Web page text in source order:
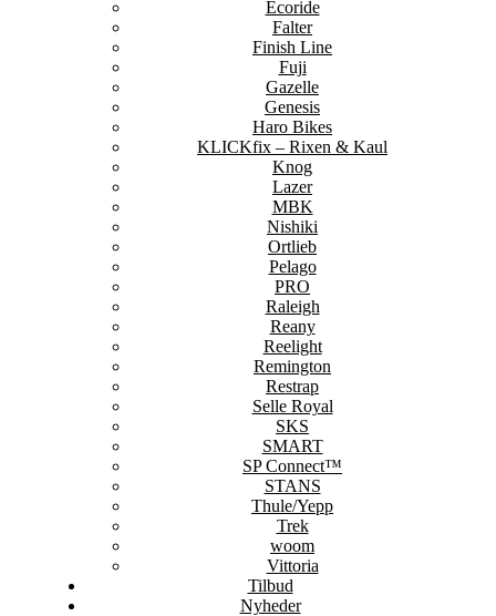
Ecoride
Falter
Finish Line
Fuji
Gazelle
Genesis
Haro Bikes
KLICKfix – Rixen & Kaul
Knog
Lazer
MBK
Nishiki
Ortlieb
Pelago
PRO
Raleigh
Reany
Reelight
Remington
Restrap
Selle Royal
SKS
SMART
SP Connect™
STANS
Thule/Yepp
Trek
woom
Vittoria
Tilbud
Nyheder